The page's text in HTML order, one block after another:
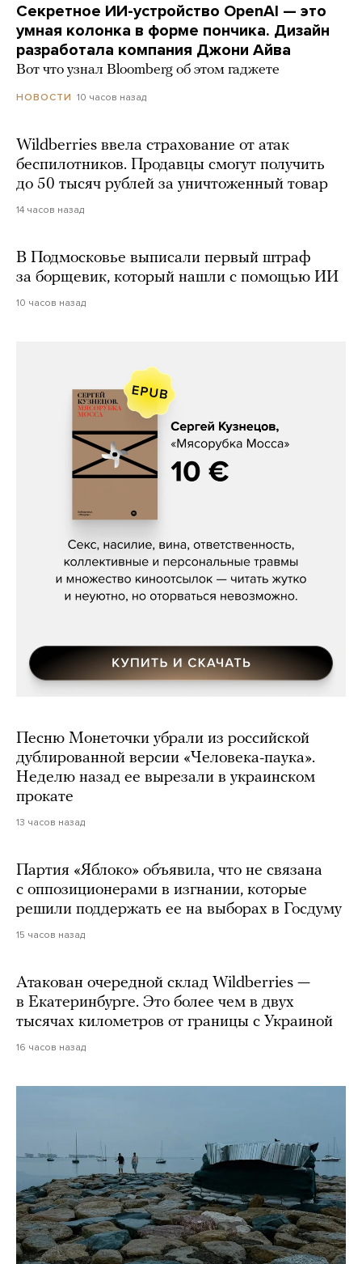
Секретное ИИ-устройство OpenAI — это
умная колонка в форме пончика. Дизайн
разработала компания Джони Айва
Вот что узнал Bloomberg об этом гаджете
НОВОСТИ 10 часов назад
Wildberries ввела страхование от атак
беспилотников. Продавцы смогут получить
до 50 тысяч рублей за уничтоженный товар
14 часов назад
В Подмосковье выписали первый штраф
за борщевик, который нашли с помощью ИИ
10 часов назад
Сергей Кузнецов, «Мясорубка
Песню Монеточки убрали из российской
дублированной версии «Человека-паука».
Неделю назад ее вырезали в украинском
прокате
13 часов назад
Партия «Яблоко» объявила, что не связана
с оппозиционерами в изгнании, которые
решили поддержать ее на выборах в Госдуму
15 часов назад
Атакован очередной склад Wildberries —
в Екатеринбурге. Это более чем в двух
тысячах километров от границы с Украиной
16 часов назад